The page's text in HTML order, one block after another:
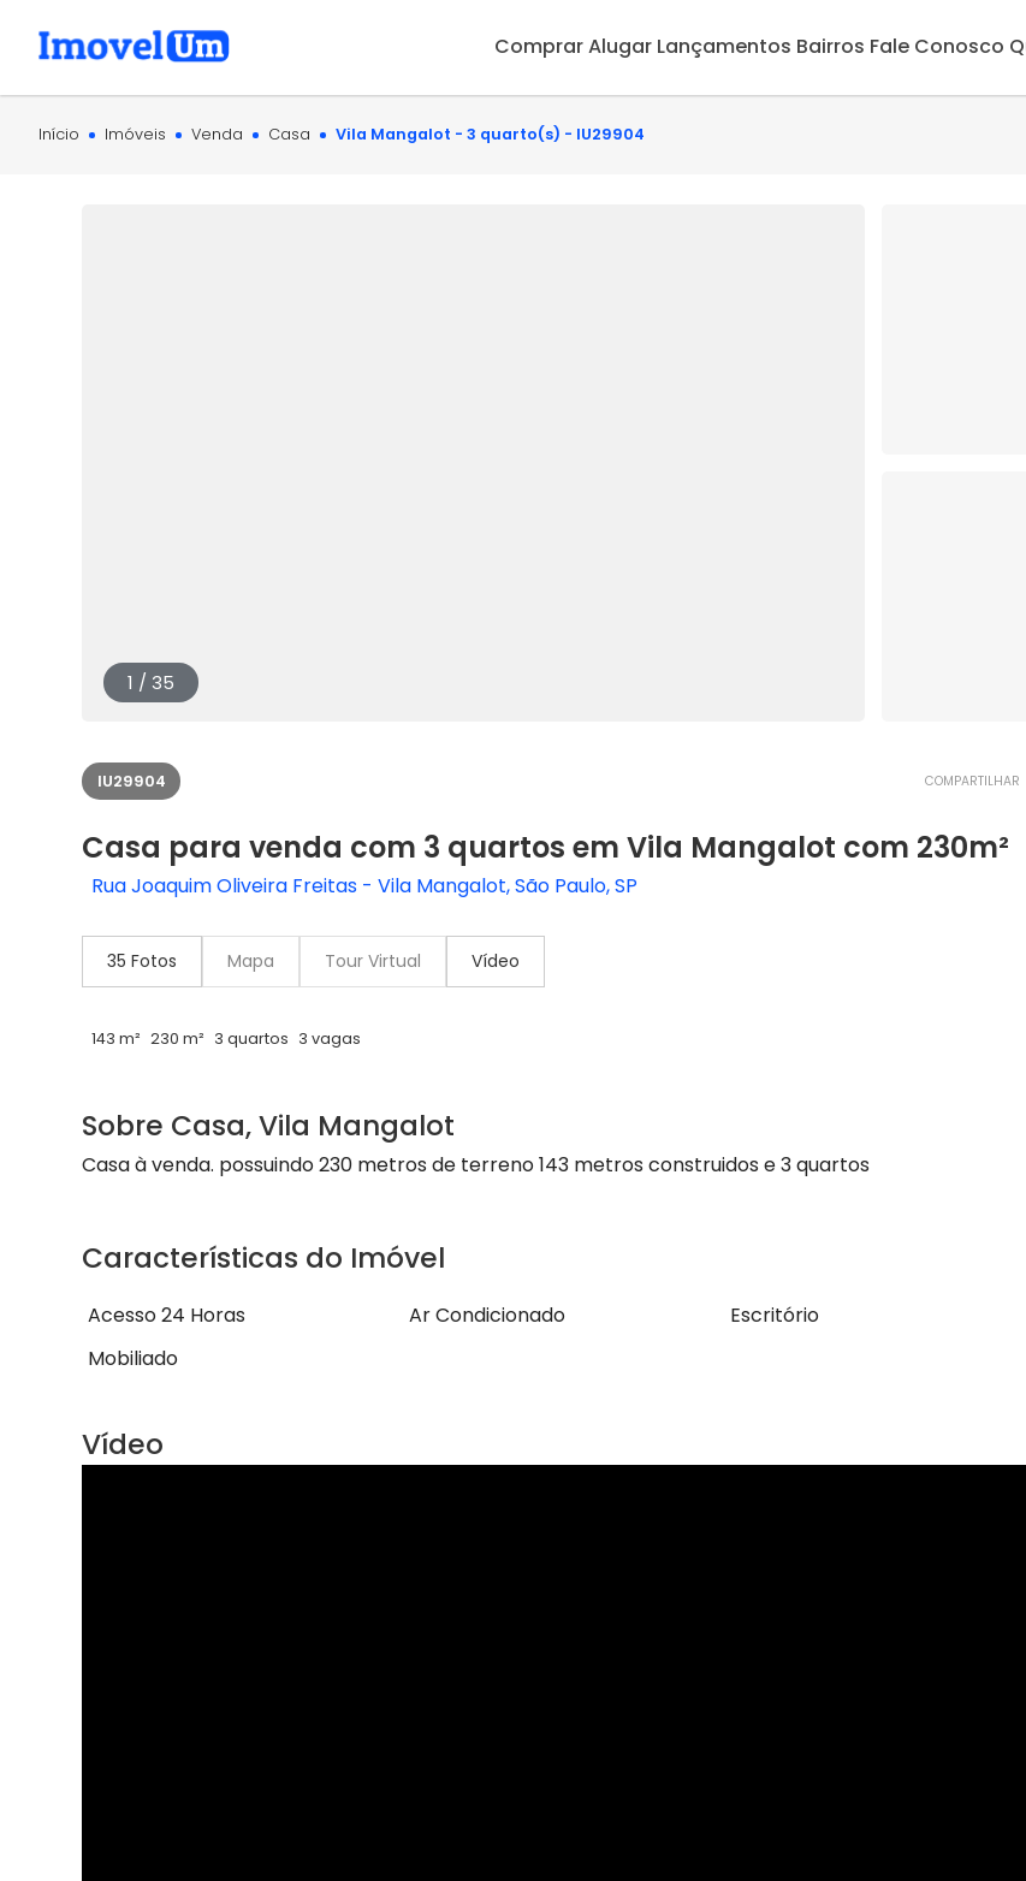
ComprarAlugar Lançamentos Bairros Fale Conosco
Início Imóveis Venda Casa Vila Mangalot - 3 quarto(s) - IU29904
1 / 35
IU29904 COMPARTILHAR
Casa para venda com 3 quartos em Vila Mangalot com 230m²
Rua Joaquim Oliveira Freitas - Vila Mangalot, São Paulo, SP
35 Fotos Mapa Tour Virtual Vídeo
143 m² 230 m² 3 quartos 3 vagas
Sobre Casa, Vila Mangalot
Casa à venda. possuindo 230 metros de terreno 143 metros construidos e 3 quartos
Características do Imóvel
Acesso 24 Horas Ar Condicionado
Escritório
Mobiliado
Vídeo